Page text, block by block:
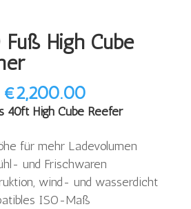
High Cube
Ursprünglicher
Preis
€2,500.00
€2,200.00Aktueller
Preis
€2,200.00.
40ft High Cube Reefer
für mehr Ladevolumen
und Frischwaren
wind- und wasserdicht
ISO-Maß